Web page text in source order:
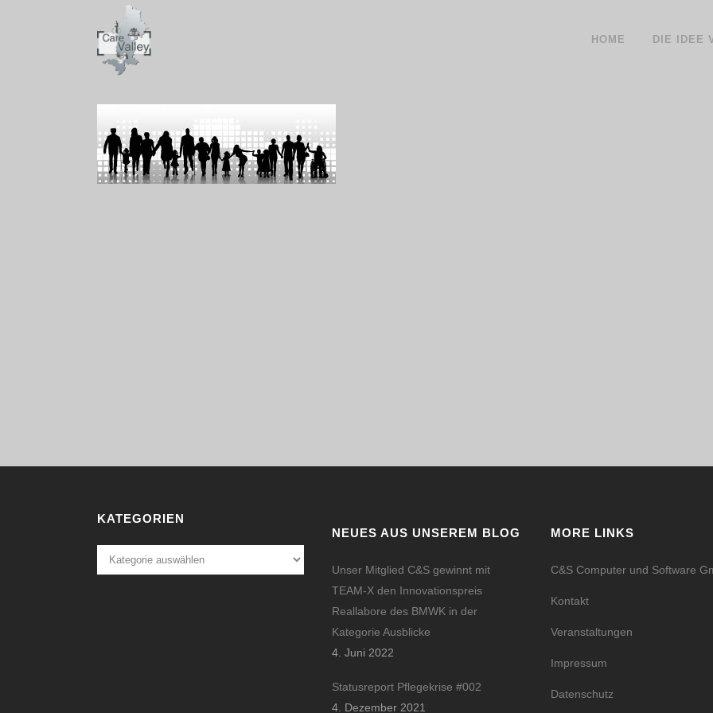
HOME DIE IDEE
KATEGORIEN
Kategorien
NEUES AUS UNSEREM BLOG
Unser Mitglied C&S gewinnt mit
TEAM-X den Innovationspreis
Reallabore des BMWK in der
Kategorie Ausblicke
4. Juni 2022
Statusreport Pflegekrise #002
4. Dezember 2021
MORE LINKS
C&S Computer und Software
Kontakt
Veranstaltungen
Impressum
Datenschutz